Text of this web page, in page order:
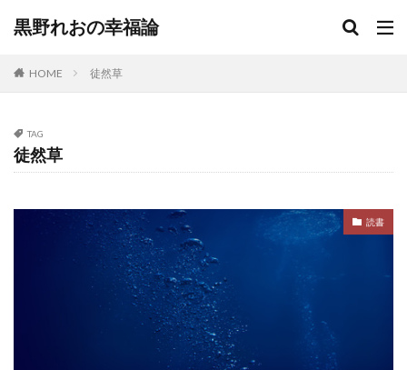
黒野れおの幸福論
HOME 徒然草
TAG
徒然草
読書